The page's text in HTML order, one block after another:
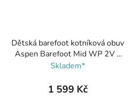
Dětská barefoot kotníková obuv
Aspen Barefoot Mid WP 2V -
Plum, Viking
Skladem*
1 599 Kč